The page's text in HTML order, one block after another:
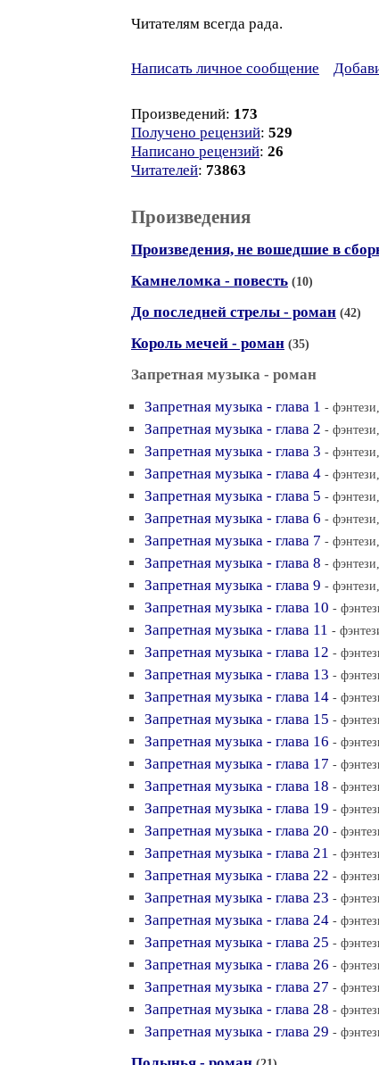
Читателям всегда рада.
Написать личное сообщение
Произведений: 173
Получено рецензий: 529
Написано рецензий: 26
Читателей: 73863
Произведения
Произведения, не вошедшие в
Камнеломка - повесть (10)
До последней стрелы - роман (42)
Король мечей - роман (35)
Запретная музыка - роман
Запретная музыка - глава 1 -
Запретная музыка - глава 2 -
Запретная музыка - глава 3 -
Запретная музыка - глава 4 -
Запретная музыка - глава 5 -
Запретная музыка - глава 6 -
Запретная музыка - глава 7 -
Запретная музыка - глава 8 -
Запретная музыка - глава 9 -
Запретная музыка - глава 10 -
Запретная музыка - глава 11 -
Запретная музыка - глава 12 -
Запретная музыка - глава 13 -
Запретная музыка - глава 14 -
Запретная музыка - глава 15 -
Запретная музыка - глава 16 -
Запретная музыка - глава 17 -
Запретная музыка - глава 18 -
Запретная музыка - глава 19 -
Запретная музыка - глава 20 -
Запретная музыка - глава 21 -
Запретная музыка - глава 22 -
Запретная музыка - глава 23 -
Запретная музыка - глава 24 -
Запретная музыка - глава 25 -
Запретная музыка - глава 26 -
Запретная музыка - глава 27 -
Запретная музыка - глава 28 -
Запретная музыка - глава 29 -